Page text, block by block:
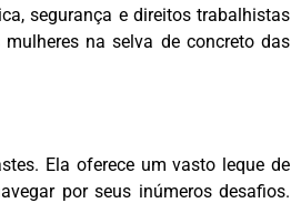
segurança e direitos trabalhistas
na selva de concreto das
Ela oferece um vasto leque de
por seus inúmeros desafios.